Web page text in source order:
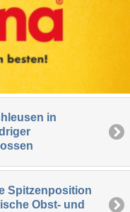
in
Spitzenposition
Obst- und